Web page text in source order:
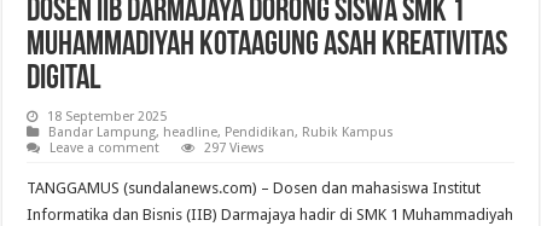
Dosen IIB Darmajaya Dorong Siswa SMK 1
Muhammadiyah Kotaagung Asah Kreativitas
Digital
18 September 2025
Bandar Lampung, headline, Pendidikan, Rubik Kampus
Leave a comment
297 Views
TANGGAMUS (sundalanews.com) – Dosen dan mahasiswa Institut
Informatika dan Bisnis (IIB) Darmajaya hadir di SMK 1 Muhammadiyah